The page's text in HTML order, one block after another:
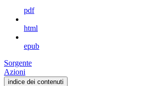
pdf
html
epub
Sorgente
Azioni
indice dei contenuti